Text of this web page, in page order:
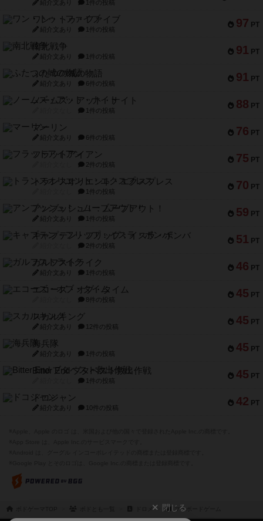
紹介文あり 1件の投稿
97 PT
ワン・トゥ・ファイブ
紹介文あり 1件の投稿
91 PT
南北戦争
紹介文あり 1件の投稿
91 PT
ふたつの城の物語
紹介文あり 6件の投稿
88 PT
ノームズ・アット・ナイト
1件の投稿
76 PT
マーリン
紹介文あり 6件の投稿
75 PT
フラットアイアン
2件の投稿
70 PT
トランスオリエント・エクスプレス
1件の投稿
59 PT
アンブッシュ！：ムーブアウト！
紹介文あり 1件の投稿
51 PT
キャプテン・フリップ：イスラ・ボンバ
2件の投稿
46 PT
ガルフストライク
紹介文あり 1件の投稿
45 PT
エコーズ・オブ・タイム
8件の投稿
45 PT
スカルキング
紹介文あり 12件の投稿
45 PT
海兵隊
紹介文あり 1件の投稿
45 PT
Bitter End ブタペスト救出作戦
1件の投稿
42 PT
ドコジャン
紹介文あり 10件の投稿
ドロメ マイボードゲーム
閉じる